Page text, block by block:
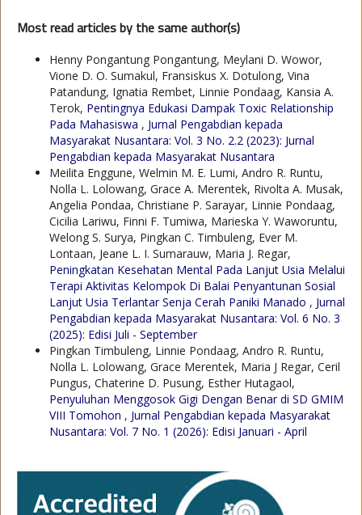
Most read articles by the same author(s)
Henny Pongantung Pongantung, Meylani D. Wowor,
Vione D. O. Sumakul, Fransiskus X. Dotulong, Vina
Patandung, Ignatia Rembet, Linnie Pondaag, Kansia A.
Terok, Pentingnya Edukasi Dampak Toxic Relationship
Pada Mahasiswa , Jurnal Pengabdian kepada
Masyarakat Nusantara: Vol. 3 No. 2.2 (2023): Jurnal
Pengabdian kepada Masyarakat Nusantara
Meilita Enggune, Welmin M. E. Lumi, Andro R. Runtu,
Nolla L. Lolowang, Grace A. Merentek, Rivolta A. Musak,
Angelia Pondaa, Christiane P. Sarayar, Linnie Pondaag,
Cicilia Lariwu, Finni F. Tumiwa, Marieska Y. Waworuntu,
Welong S. Surya, Pingkan C. Timbuleng, Ever M.
Lontaan, Jeane L. I. Sumarauw, Maria J. Regar,
Peningkatan Kesehatan Mental Pada Lanjut Usia Melalui
Terapi Aktivitas Kelompok Di Balai Penyantunan Sosial
Lanjut Usia Terlantar Senja Cerah Paniki Manado , Jurnal
Pengabdian kepada Masyarakat Nusantara: Vol. 6 No. 3
(2025): Edisi Juli - September
Pingkan Timbuleng, Linnie Pondaag, Andro R. Runtu,
Nolla L. Lolowang, Grace Merentek, Maria J Regar, Ceril
Pungus, Chaterine D. Pusung, Esther Hutagaol,
Penyuluhan Menggosok Gigi Dengan Benar di SD GMIM
VIII Tomohon , Jurnal Pengabdian kepada Masyarakat
Nusantara: Vol. 7 No. 1 (2026): Edisi Januari - April